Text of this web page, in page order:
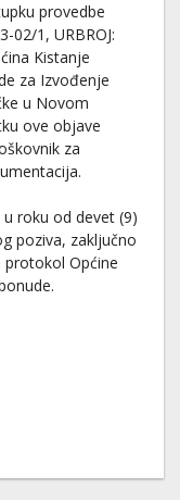
provedbe
02/1, URBROJ:
Kistanje
za Izvođenje
u Novom
ove objave
za
roku od devet (9)
poziva, zaključno
protokol Općine